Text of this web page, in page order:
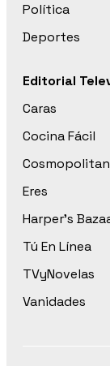
Política
Deportes
Editorial
Caras
Cocina Fácil
Cosmopolitan
Eres
Harper’s
Tú En Línea
TVyNovelas
Vanidades